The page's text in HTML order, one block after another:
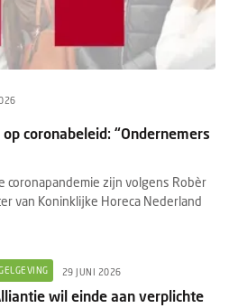
coronabeleid: “Ondernemers
coronapandemie zijn volgens Robèr
van Koninklijke Horeca Nederland
29 JUNI 2026
wil einde aan verplichte